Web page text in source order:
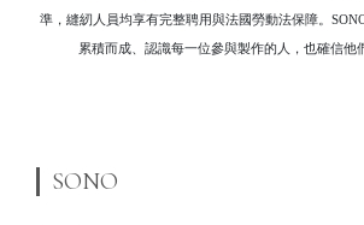
準，縫紉人員均享有完整聘用與法國勞動法保障。
累積而成、認識每一位參與製作的人，也確信他
SONO